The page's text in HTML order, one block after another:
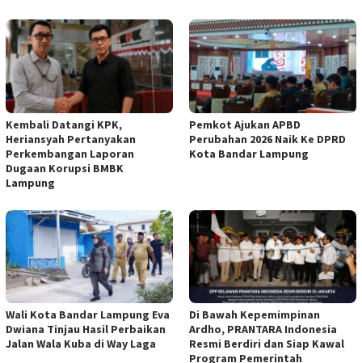
Kembali Datangi KPK,
Heriansyah Pertanyakan
Perkembangan Laporan
Dugaan Korupsi BMBK
Lampung
Pemkot Ajukan APBD
Perubahan 2026 Naik Ke DPRD
Kota Bandar Lampung
Wali Kota Bandar Lampung Eva
Dwiana Tinjau Hasil Perbaikan
Jalan Wala Kuba di Way Laga
Di Bawah Kepemimpinan
Ardho, PRANTARA Indonesia
Resmi Berdiri dan Siap Kawal
Program Pemerintah